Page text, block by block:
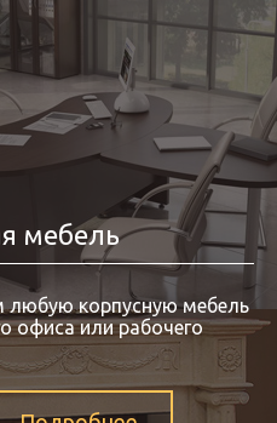
мебель
любую корпусную мебель
офиса или рабочего